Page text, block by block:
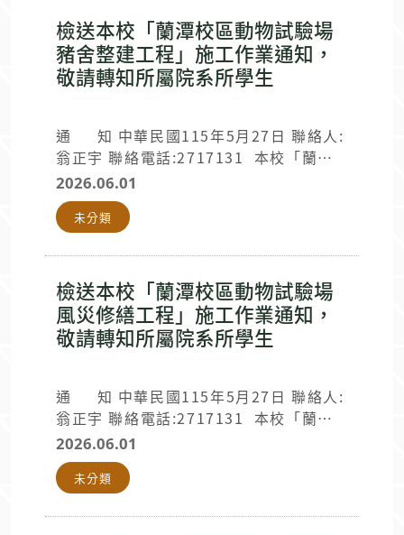
車 ML-25)，請勿進入交通錐放置及施工
區域並協助配合人員指揮，以維安全。如
提前完成作業，則開放通行，不便之處，
尚請見諒。另原定115年6月6日僅為材料
託監造及施工廠商資料如下： 廠商類別
名稱 聯絡人 聯絡電話 備註 監造單位 楊
忠仁建築師事務所 林先生 0963-201-
565 施工廠商 隆盈營造股份有限公司 許
小姐 0939-817-077 此致 本校各單位
檢送本校「蘭潭校區動物試驗場
豬舍整建工程」施工作業通知，
敬請轉知所屬院系所學生
通 知 中華民國115年5月27日 聯絡人:
翁正宇 聯絡電話:2717131 本校「蘭潭
校區動物試驗場豬舍整建工程」自115年5
月27日(星期三)起至115年12月31日(星
期四)進行施工作業。 施工區域為動物試
敬請見諒。 ★本工程委託施工廠商資料如
下： 廠商類別 名稱 聯絡人 聯絡電話 備
註 施工廠商 振展營造股份有限公司 蔡朝
陽 工地負責人 0932-849918 監造單位
0918-813128 此 致 本校各單位
總務處營繕組
敬啟
2026.06.01
未分類
檢送本校「蘭潭校區動物試驗場
風災修繕工程」施工作業通知，
敬請轉知所屬院系所學生
通 知 中華民國115年5月27日 聯絡人:
翁正宇 聯絡電話:2717131 本校「蘭潭
校區動物試驗場風災修繕工程」自115年6
月10日(星期三)起至115年8月8日(星期
六)進行施工作業。 施工區域為動物試驗
2026.06.01
未分類